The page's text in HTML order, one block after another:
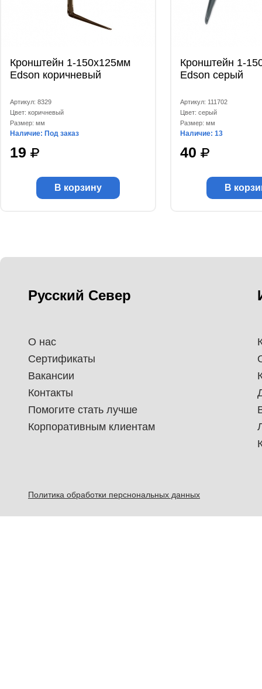
Кронштейн 1-150x125мм
Edson коричневый
Артикул: 8329
Цвет: коричневый
Размер: мм
Наличие: Под заказ
19
В корзину
Кронштейн 1-
Edson серый
Артикул: 111702
Цвет: серый
Размер: мм
Наличие: 13
40
В
Русский Север
О нас
Сертификаты
Вакансии
Контакты
Помогите стать лучше
Корпоративным клиентам
Политика обработки перснональных данных